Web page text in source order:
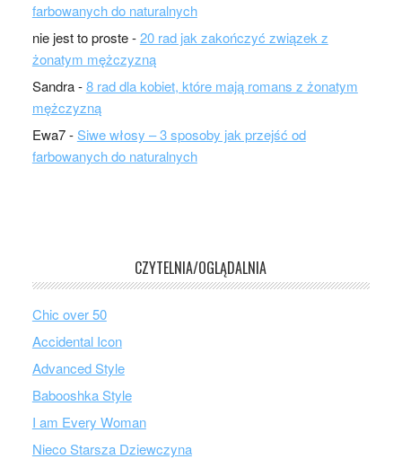
farbowanych do naturalnych
nie jest to proste-20 rad jak zakończyć związek z
żonatym mężczyzną
Sandra-8 rad dla kobiet, które mają romans z żonatym
mężczyzną
Ewa7-Siwe włosy – 3 sposoby jak przejść od
farbowanych do naturalnych
CZYTELNIA/OGLĄDALNIA
Chic over 50
Accidental Icon
Advanced Style
Babooshka Style
I am Every Woman
Nieco Starsza Dziewczyna